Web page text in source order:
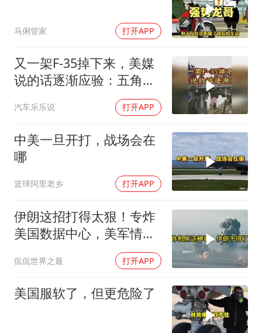
5万小车卖不动 微型代步车集体遇冷
加沙约14万栋建筑被完全摧毁
从科技创新看开局起步的时与势
马俐管家 打开APP
又一架F-35掉下来，美媒
说的话逐渐应验：五角大
汽车乐乐说 打开APP
中美一旦开打，战场会在
哪
篮球阿里老乡 打开APP
伊朗这招打得太狠！专炸
美国数据中心，美军情报
系统直接瘫痪，比封海峡
还致命
侃侃世界之最 打开APP
美国服软了，但更危险了